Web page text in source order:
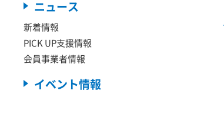
ニュース
新着情報
PICK UP支援情報
会員事業者情報
イベント情報